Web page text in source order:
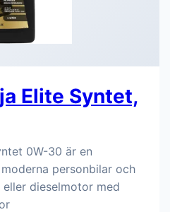
Elite Syntet,
0W-30 är en
personbilar och
dieselmotor med